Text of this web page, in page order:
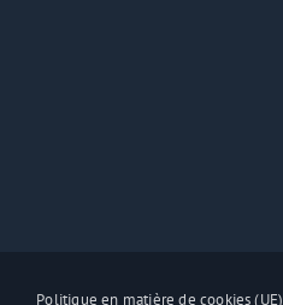
Politique en matière de cookies (UE)